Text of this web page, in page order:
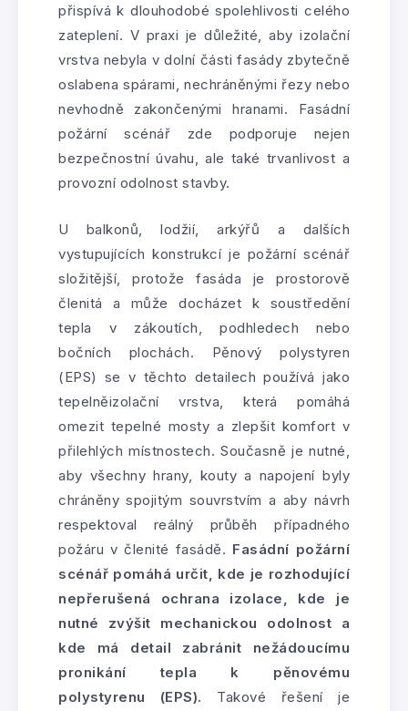
přispívá k dlouhodobé spolehlivosti celého
zateplení. V praxi je důležité, aby izolační
vrstva nebyla v dolní části fasády zbytečně
oslabena spárami, nechráněnými řezy nebo
nevhodně zakončenými hranami. Fasádní
požární scénář zde podporuje nejen
bezpečnostní úvahu, ale také trvanlivost a
provozní odolnost stavby.
U balkonů, lodžií, arkýřů a dalších
vystupujících konstrukcí je požární scénář
složitější, protože fasáda je prostorově
členitá a může docházet k soustředění
tepla v zákoutích, podhledech nebo
bočních plochách. Pěnový polystyren
(EPS) se v těchto detailech používá jako
tepelněizolační vrstva, která pomáhá
omezit tepelné mosty a zlepšit komfort v
přilehlých místnostech. Současně je nutné,
aby všechny hrany, kouty a napojení byly
chráněny spojitým souvrstvím a aby návrh
respektoval reálný průběh případného
požáru v členité fasádě. Fasádní požární
scénář pomáhá určit, kde je rozhodující
nepřerušená ochrana izolace, kde je
nutné zvýšit mechanickou odolnost a
kde má detail zabránit nežádoucímu
pronikání tepla k pěnovému
polystyrenu (EPS). Takové řešení je